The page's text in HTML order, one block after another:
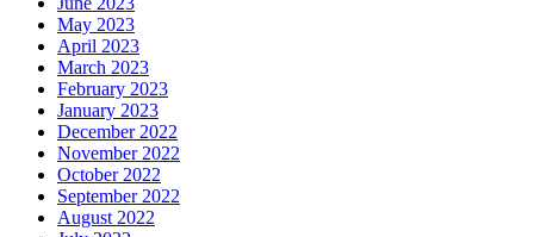
May 2023
April 2023
March 2023
February 2023
January 2023
December 2022
November 2022
October 2022
September 2022
August 2022